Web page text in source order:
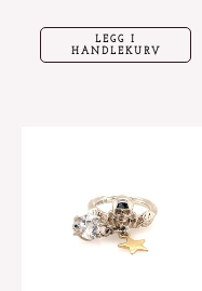
LEGG I
HANDLEKURV